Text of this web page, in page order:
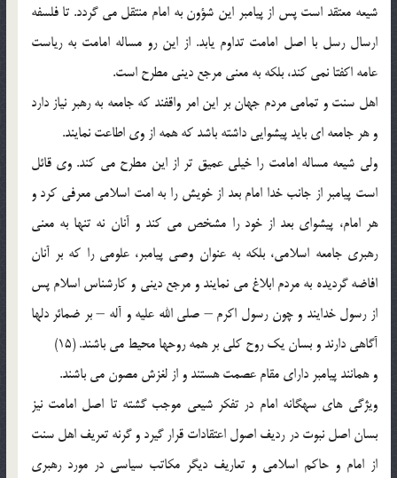
شيعه معتقد است پس از پيامبر اين شؤون به امام منتقل می ‏گردد. تا فلسفه
ارسال رسل با اصل امامت تداوم يابد. از اين رو مساله امامت ‏به رياست
عامه اكفتا نمی كند، بلكه به معنى مرجع دينى مطرح است.
اهل سنت و تمامى مردم جهان بر اين امر واقفند كه جامعه به رهبر نياز دارد
و هر جامعه‏ اى بايد پيشوايى داشته باشد كه همه از وى اطاعت نمايند.
ولى شيعه مساله امامت را خيلى عميق ‏تر از اين مطرح می ‏كند. وى قائل
است پيامبر از جانب خدا امام بعد از خويش را به امت اسلامى معرفى كرد و
هر امام، پيشواى بعد از خود را مشخص می ‏كند و آنان نه تنها به معنى
رهبرى جامعه اسلامى، بلكه به عنوان وصى پيامبر، علومى را كه بر آنان
افاضه گرديده به مردم ابلاغ می ‏نمايند و مرجع دينى و كارشناس اسلام پس
از رسول خدايند و چون رسول اكرم – صلى الله عليه و آله – بر ضمائر دلها
آگاهى دارند و بسان يك روح كلى بر همه روحها محيط می ‏باشند. (15)
و همانند پيامبر داراى مقام عصمت هستند و از لغزش مصون می ‏باشند.
ويژگی ‏هاى سه‏گانه امام در تفكر شيعى موجب گشته تا اصل امامت نيز
بسان اصل نبوت در رديف اصول اعتقادات قرار گيرد و گرنه تعريف اهل سنت
از امام و حاكم اسلامى و تعاريف ديگر مكاتب سياسى در مورد رهبرى